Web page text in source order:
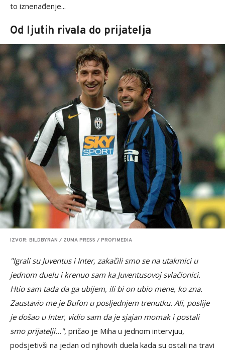
to iznenađenje...
Od ljutih rivala do prijatelja
IZVOR: BILDBYRAN / ZUMA PRESS / PROFIMEDIA
"Igrali su Juventus i Inter, zakačili smo se na utakmici u
jednom duelu i krenuo sam ka Juventusovoj svlačionici.
Htio sam tada da ga ubijem, ili bi on ubio mene, ko zna.
Zaustavio me je Bufon u posljednjem trenutku. Ali, poslije
je došao u Inter, vidio sam da je sjajan momak i postali
smo prijatelji...", pričao je Miha u jednom intervjuu,
podsjetivši na jedan od njihovih duela kada su ostali na travi